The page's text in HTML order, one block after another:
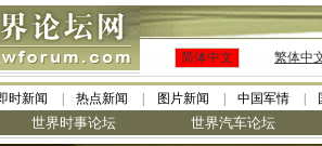
简体中文 繁体中
时新闻 热点新闻 图片新闻 中国军情
世界时事论坛 世界汽车论坛